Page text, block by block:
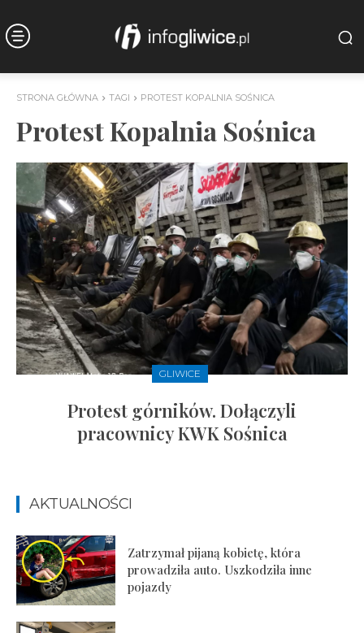
STRONA GŁÓWNA TAGI PROTEST KOPALNIA SOŚNICA
Protest Kopalnia Sośnica
GLIWICE
Protest górników. Dołączyli
pracownicy KWK Sośnica
AKTUALNOŚCI
Zatrzymał pijaną kobietę, która
prowadziła auto. Uszkodziła inne
pojazdy